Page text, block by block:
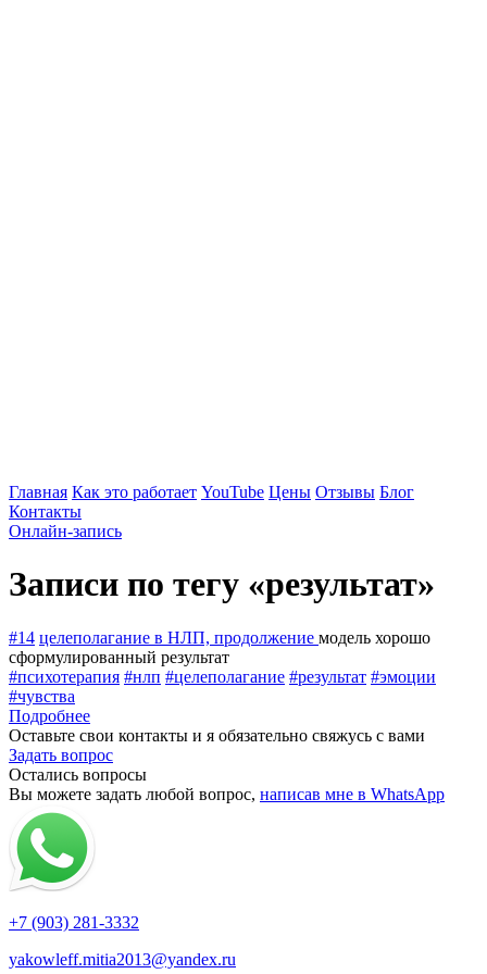
Главная Как это работает YouTube Цены Отзывы Блог
Контакты
Онлайн-запись
Записи по тегу «результат»
#14 целеполагание в НЛП, продолжение модель хорошо
сформулированный результат
#психотерапия #нлп #целеполагание #результат #эмоции
#чувства
Подробнее
Оставьте свои контакты и я обязательно свяжусь с вами
Задать вопрос
Остались вопросы
Вы можете задать любой вопрос, написав мне в WhatsApp
+7 (903) 281-3332
yakowleff.mitia2013@yandex.ru